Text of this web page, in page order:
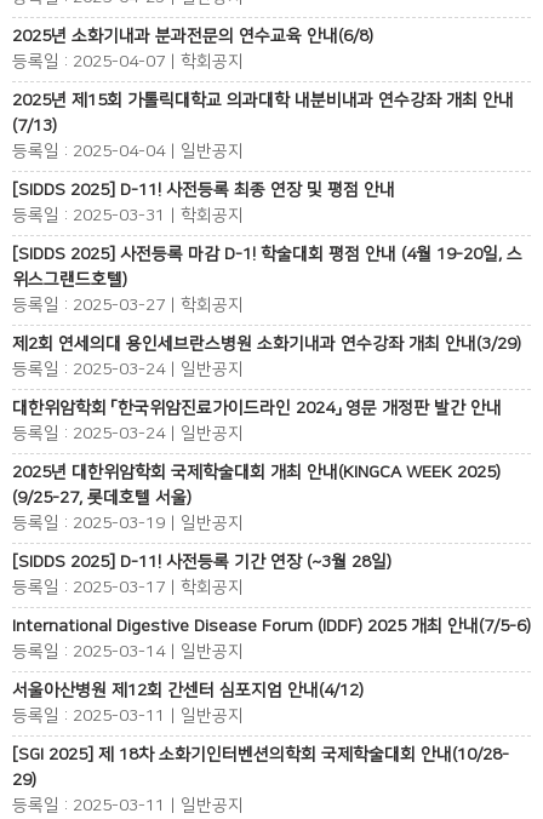
2025년 소화기내과 분과전문의 연수교육 안내(6/8)
등록일 : 2025-04-07 | 학회공지
2025년 제15회 가톨릭대학교 의과대학 내분비내과 연수강좌 개최 안내
(7/13)
등록일 : 2025-04-04 | 일반공지
[SIDDS 2025] D-11! 사전등록 최종 연장 및 평점 안내
등록일 : 2025-03-31 | 학회공지
[SIDDS 2025] 사전등록 마감 D-1! 학술대회 평점 안내 (4월 19-20일, 스
위스그랜드호텔)
등록일 : 2025-03-27 | 학회공지
제2회 연세의대 용인세브란스병원 소화기내과 연수강좌 개최 안내(3/29)
등록일 : 2025-03-24 | 일반공지
대한위암학회 「한국위암진료가이드라인 2024」 영문 개정판 발간 안내
등록일 : 2025-03-24 | 일반공지
2025년 대한위암학회 국제학술대회 개최 안내(KINGCA WEEK 2025)
(9/25-27, 롯데호텔 서울)
등록일 : 2025-03-19 | 일반공지
[SIDDS 2025] D-11! 사전등록 기간 연장 (~3월 28일)
등록일 : 2025-03-17 | 학회공지
International Digestive Disease Forum (IDDF) 2025 개최 안내(7/5-6)
등록일 : 2025-03-14 | 일반공지
서울아산병원 제12회 간센터 심포지엄 안내(4/12)
등록일 : 2025-03-11 | 일반공지
[SGI 2025] 제 18차 소화기인터벤션의학회 국제학술대회 안내(10/28-
29)
등록일 : 2025-03-11 | 일반공지